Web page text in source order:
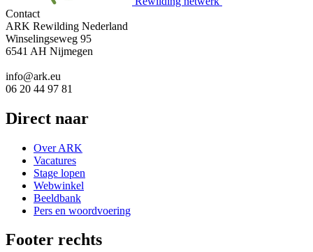
Contact
ARK Rewilding Nederland
Winselingseweg 95
6541 AH Nijmegen
info@ark.eu
06 20 44 97 81
Direct naar
Over ARK
Vacatures
Stage lopen
Webwinkel
Beeldbank
Pers en woordvoering
Footer rechts